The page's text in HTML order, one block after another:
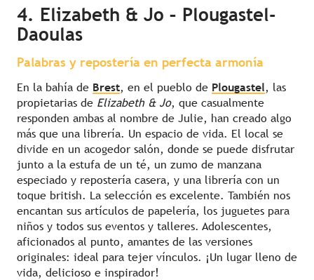
4. Elizabeth & Jo – Plougastel-
Daoulas
Palabras y repostería en perfecta armonía
En la bahía de Brest, en el pueblo de Plougastel, las
propietarias de Elizabeth & Jo, que casualmente
responden ambas al nombre de Julie, han creado algo
más que una librería. Un espacio de vida. El local se
divide en un acogedor salón, donde se puede disfrutar
junto a la estufa de un té, un zumo de manzana
especiado y repostería casera, y una librería con un
toque british. La selección es excelente. También nos
encantan sus artículos de papelería, los juguetes para
niños y todos sus eventos y talleres. Adolescentes,
aficionados al punto, amantes de las versiones
originales: ideal para tejer vínculos. ¡Un lugar lleno de
vida, delicioso e inspirador!